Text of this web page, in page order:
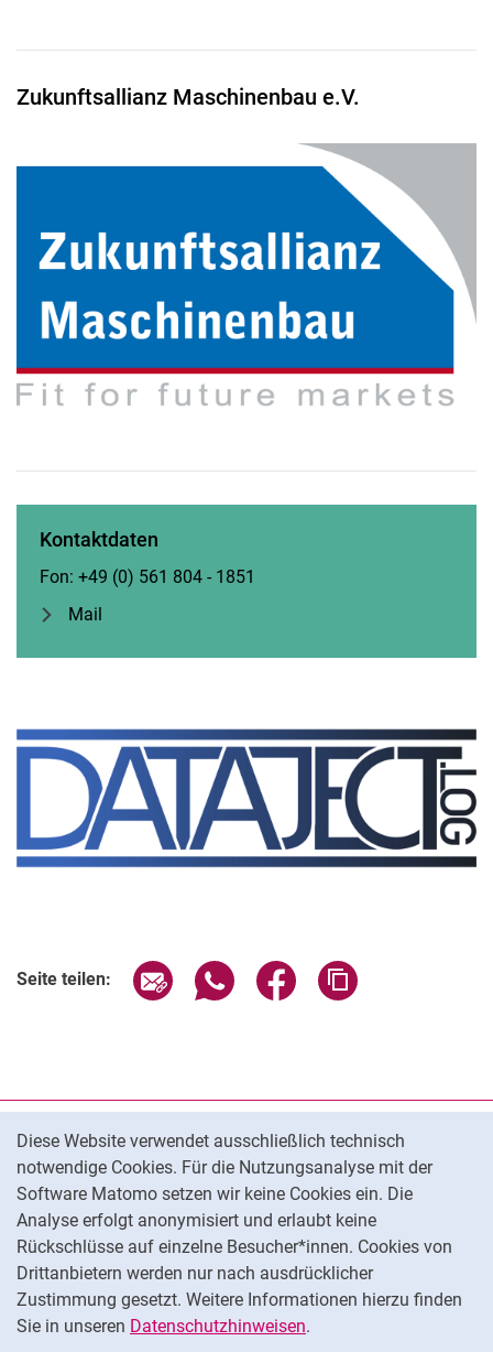
Diese Website verwendet ausschließlich technisch
notwendige Cookies. Für die Nutzungsanalyse mit der
Software Matomo setzen wir keine Cookies ein. Die
Analyse erfolgt anonymisiert und erlaubt keine
Rückschlüsse auf einzelne Besucher*innen. Cookies von
Drittanbietern werden nur nach ausdrücklicher
Zustimmung gesetzt. Weitere Informationen hierzu finden
Sie in unseren Datenschutzhinweisen.
Zukunftsallianz Maschinenbau e.V.
Kontaktdaten
Fon: +49 (0) 561 804 - 1851
Mail
Seite teilen: Seite über E-Mail teilen
Seite über WhatsApp teilen
Seite über Facebook
Datenschutz
Barrierefreiheit
Transparenter KI-Einsatz
Impressum
Cookie-Einstellungen